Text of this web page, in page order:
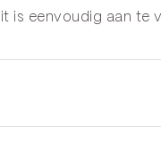
is eenvoudig aan te